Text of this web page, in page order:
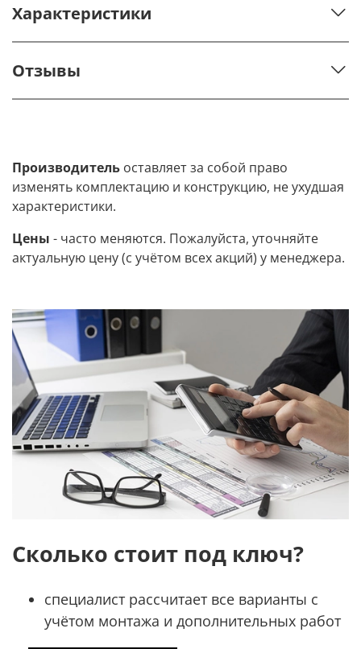
Характеристики
Отзывы
Производитель оставляет за собой право
изменять комплектацию и конструкцию, не ухудшая
характеристики.
Цены - часто меняются. Пожалуйста, уточняйте
актуальную цену (с учётом всех акций) у менеджера.
Сколько стоит под ключ?
специалист рассчитает все варианты с
учётом монтажа и дополнительных работ